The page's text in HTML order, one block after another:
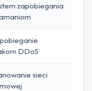
zapobiegania
DDoS
sieci